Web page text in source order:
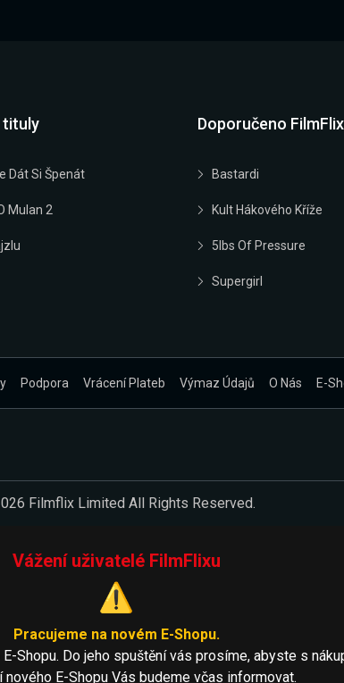
tituly
Dát Si Špenát
Mulan 2
Doporučeno
Bastardi
Kult Hákového Kříže
5lbs Of Pressure
Supergirl
Podpora Vrácení Plateb Výmaz Údajů O Nás E-
Filmflix Limited All Rights Reserved.
Vážení uživatelé FilmFlixu
⚠️
Pracujeme na novém E-Shopu.
Shopu. Do jeho spuštění vás prosíme, abyste s
nového E-Shopu Vás budeme včas informovat.